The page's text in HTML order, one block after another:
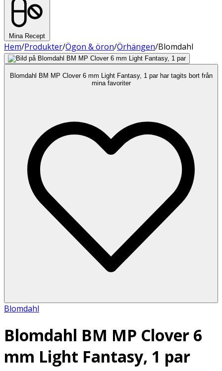
Mina Recept
Hem/Produkter/Ögon & öron/Örhängen/Blomdahl
Blomdahl BM MP Clover 6 mm Light Fantasy, 1 par har tagits bort från
mina favoriter
Blomdahl
Blomdahl BM MP Clover 6
mm Light Fantasy, 1 par